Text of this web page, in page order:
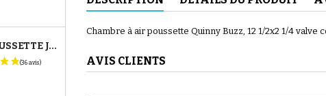
PNEU POUSSETTE JANÉ SLALOM PRO ET POWERTWIN
Chambre à air poussette Quinny Buzz, 12 1/2x2 1/4 valve
AVIS CLIENTS